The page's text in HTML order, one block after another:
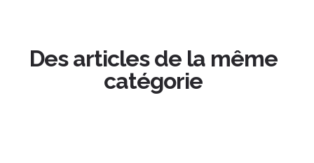
Des articles de la même
catégorie